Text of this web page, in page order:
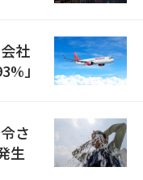
社
」
さ
生